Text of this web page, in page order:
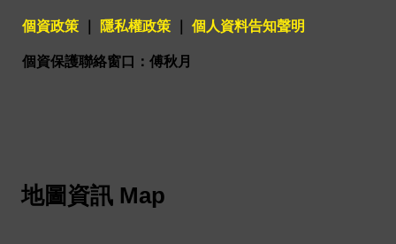
個資政策 隱私權政策 個人資料告知聲明
個資保護聯絡窗口：傅秋月
地圖資訊 Map